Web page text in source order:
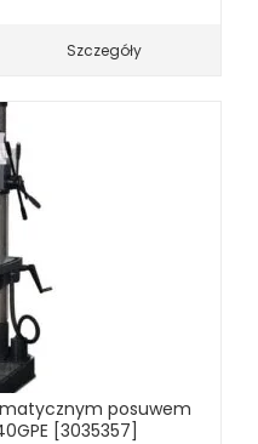
Szczegóły
posuwem
[3035357]